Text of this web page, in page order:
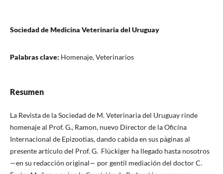
Sociedad de Medicina Veterinaria del Uruguay
Palabras clave: Homenaje, Veterinarios
Resumen
La Revista de la Sociedad de M. Veterinaria del Uruguay rinde
homenaje al Prof. G., Ramon, nuevo Director de la Oficina
Internacional de Epizootias, dando cabida en sus páginas al
presente artículo del Prof. G. Flückiger ha llegado hasta nosotros
—en su redacción original— por gentil mediación del doctor C.